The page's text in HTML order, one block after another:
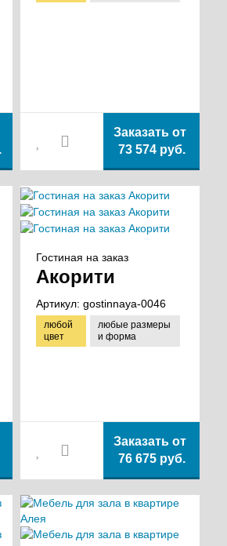
Заказать от
73 574 руб.
Гостиная на заказ
Акорити
Артикул:gostinnaya-0046
любой
цвет
любые размеры
и форма
Заказать от
76 675 руб.